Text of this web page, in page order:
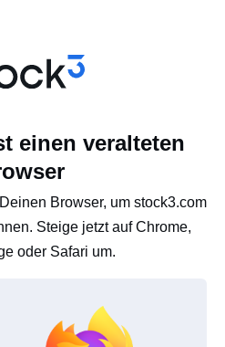
einen veralteten
Browser, um stock3.com
Steige jetzt auf Chrome,
oder Safari um.